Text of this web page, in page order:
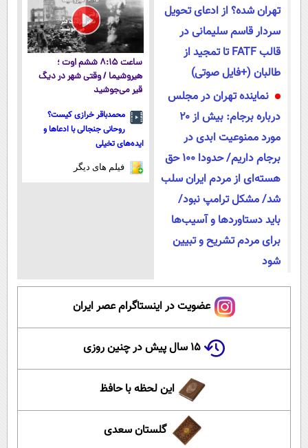
تهران شده؟ از ادعای تحویل
سردار قاسم سلیمانی در
قالب FATF تا تمجید از
طالبان (+فایل صوتی)
نماینده تهران در مجلس
درباره برجام: بیش از ۲۰
مورد ممنوعیت ابدی در
برجام داریم/ حدودا ۱۰۰ حق
هسته‌ای از مردم ایران سلب
شد/ مشکل ترامپ نبود/
باید دستاوردها و آسیب‌ها
برای مردم تشریح و تبیین
شود
ساعت ۸:۱۵ ششم اوت ؛
هیروشیما / وقتی شهر در دیگ
قیر می‌جوشید
محمدباقر خرازی کیست؟
روحانی جنجالی با ادعاها و
ایده‌های تخیلی
فیلم های دیگر
عضویت در اینستاگرام عصر ایران
۱۵ سال پیش در چنین روزی
این لحظه با حافظ
گلستان سعدی